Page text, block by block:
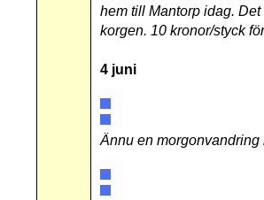
hem till Mantorp idag.
korgen. 10 kronor/styck
4 juni
Ännu en morgonvandring